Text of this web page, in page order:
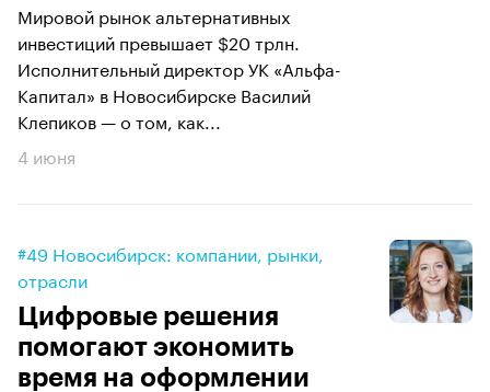
Мировой рынок альтернативных
инвестиций превышает $20 трлн.
Исполнительный директор УК «Альфа-
Капитал» в Новосибирске Василий
Клепиков — о том, как...
4 июня
#49 Новосибирск: компании, рынки,
отрасли
Цифровые решения
помогают экономить
время на оформлении